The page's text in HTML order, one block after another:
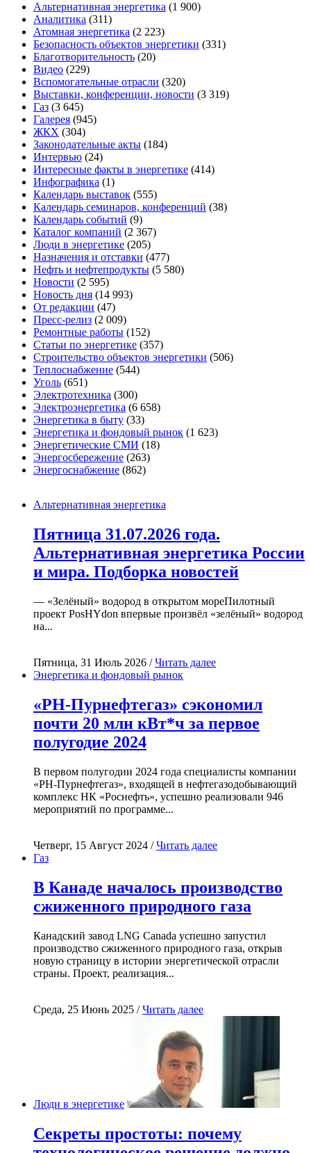
Альтернативная энергетика (1 900)
Аналитика (311)
Атомная энергетика (2 223)
Безопасность объектов энергетики (331)
Благотворительность (20)
Видео (229)
Вспомогательные отрасли (320)
Выставки, конференции, новости (3 319)
Газ (3 645)
Галерея (945)
ЖКХ (304)
Законодательные акты (184)
Интервью (24)
Интересные факты в энергетике (414)
Инфографика (1)
Календарь выставок (555)
Календарь семинаров, конференций (38)
Календарь событий (9)
Каталог компаний (2 367)
Люди в энергетике (205)
Назначения и отставки (477)
Нефть и нефтепродукты (5 580)
Новости (2 595)
Новость дня (14 993)
От редакции (47)
Пресс-релиз (2 009)
Ремонтные работы (152)
Статьи по энергетике (357)
Строительство объектов энергетики (506)
Теплоснабжение (544)
Уголь (651)
Электротехника (300)
Электроэнергетика (6 658)
Энергетика в быту (33)
Энергетика и фондовый рынок (1 623)
Энергетические СМИ (18)
Энергосбережение (263)
Энергоснабжение (862)
Альтернативная энергетика
Пятница 31.07.2026 года.
Альтернативная энергетика России
и мира. Подборка новостей
— «Зелёный» водород в открытом мореПилотный
проект PosHYdon впервые произвёл «зелёный» водород
на...
Пятница, 31 Июль 2026 /Читать далее
Энергетика и фондовый рынок
«РН-Пурнефтегаз» сэкономил
почти 20 млн кВт*ч за первое
полугодие 2024
В первом полугодии 2024 года специалисты компании
«РН-Пурнефтегаз», входящей в нефтегазодобывающий
комплекс НК «Роснефть», успешно реализовали 946
мероприятий по программе...
Четверг, 15 Август 2024 /Читать далее
Газ
В Канаде началось производство
сжиженного природного газа
Канадский завод LNG Canada успешно запустил
производство сжиженного природного газа, открыв
новую страницу в истории энергетической отрасли
страны. Проект, реализация...
Среда, 25 Июнь 2025 /Читать далее
Люди в энергетике
Секреты простоты: почему